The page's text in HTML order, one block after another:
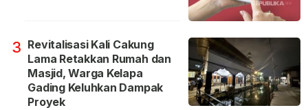
3 Revitalisasi Kali Cakung
Lama Retakkan Rumah dan
Masjid, Warga Kelapa
Gading Keluhkan Dampak
Proyek